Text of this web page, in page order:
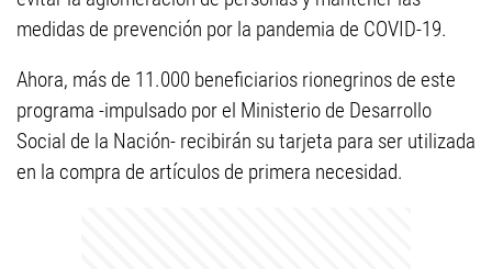
medidas de prevención por la pandemia de COVID-19.
Ahora, más de 11.000 beneficiarios rionegrinos de este
programa -impulsado por el Ministerio de Desarrollo
Social de la Nación- recibirán su tarjeta para ser utilizada
en la compra de artículos de primera necesidad.